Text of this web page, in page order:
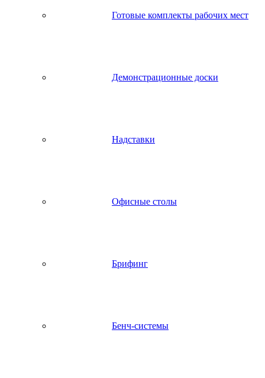
Готовые комплекты рабочих мест
Демонстрационные доски
Надставки
Офисные столы
Брифинг
Бенч-системы